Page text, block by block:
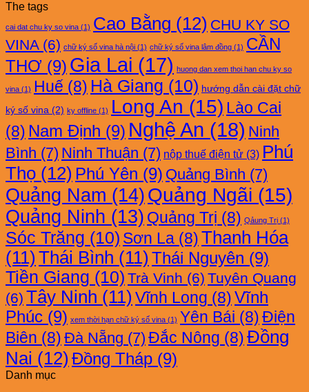
CA
CHỮ
KÝ
SỐ
VINA-
CA
The tags
cai dat chu ky so vina (1) Cao Bằng (12) CHU KY SO
VINA(6) chữ ký số vina hà nội (1) chữ ký số vina lâm đồng (1) CẦN
THƠ (9) Gia Lai (17) huong dan xem thoi han chu ky so
vina (1) Huế (8) Hà Giang (10) hướng dẫn cài đặt chữ
ký số vina (2) ky offline (1) Long An (15) Lào Cai
(8) Nam Định (9) Nghệ An (18) Ninh
Bình (7) Ninh Thuận (7) nộp thuế điện tử (3) Phú
Thọ (12) Phú Yên (9) Quảng Bình (7)
Quảng Nam (14)Quảng Ngãi (15)
Quảng Ninh (13) Quảng Trị (8) Qảung Trị (1)
Sóc Trăng (10) Sơn La (8)Thanh Hóa
(11) Thái Bình (11) Thái Nguyên (9)
Tiền Giang (10) Trà Vinh (6) Tuyên Quang
(6) Tây Ninh (11) Vĩnh Long (8)Vĩnh
Phúc (9) xem thời hạn chữ ký số vina (1) Yên Bái (8)Điện
Biên (8) Đà Nẵng (7) Đắc Nông (8)Đồng
Nai (12) Đồng Tháp (9)
Danh mục